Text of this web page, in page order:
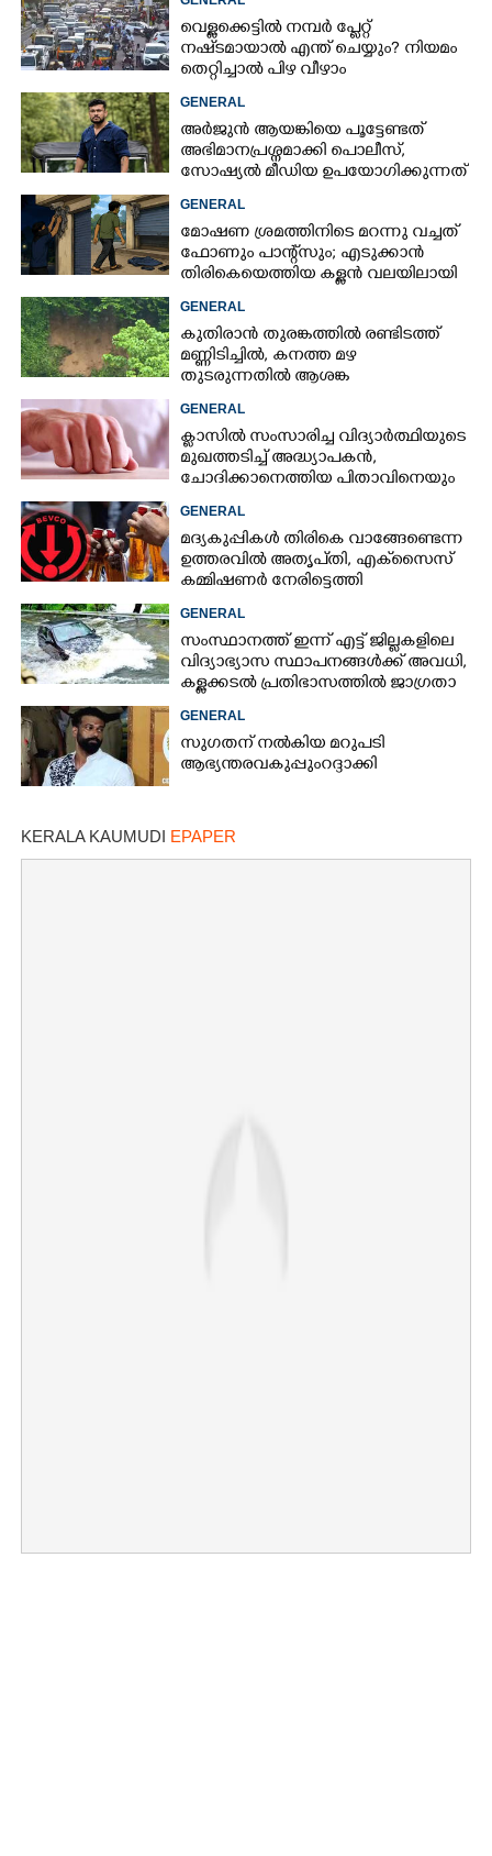
വെള്ളക്കെട്ടിൽ നമ്പർ പ്ലേറ്റ്
നഷ്‌ടമായാൽ എന്ത് ചെയ്യും? നിയമം
തെറ്റിച്ചാൽ പിഴ വീഴാം
GENERAL
അർജുൻ ആയങ്കിയെ പൂട്ടേണ്ടത്
അഭിമാനപ്രശ്നമാക്കി പൊലീസ്,
സാേഷ്യൽ മീഡിയ ഉപയോഗിക്കുന്നത്
മറ്റൊരാളെന്ന് സംശയം
GENERAL
മോഷണ ശ്രമത്തിനിടെ മറന്നു വച്ചത്
ഫോണും പാന്റ്സും; എടുക്കാൻ
തിരികെയെത്തിയ കള്ളൻ വലയിലായി
GENERAL
കുതിരാൻ തുരങ്കത്തിൽ രണ്ടിടത്ത്
മണ്ണിടിച്ചിൽ, കനത്ത മഴ
തുടരുന്നതിൽ ആശങ്ക
GENERAL
ക്ളാസിൽ സംസാരിച്ച വിദ്യാർത്ഥിയുടെ
മുഖത്തടിച്ച് അദ്ധ്യാപകൻ,
ചോദിക്കാനെത്തിയ പിതാവിനെയും
ആക്രമിച്ചെന്ന് പരാതി
GENERAL
മദ്യകുപ്പികൾ തിരികെ വാങ്ങേണ്ടെന്ന
ഉത്തരവിൽ അതൃപ്‌തി, എക്‌സൈസ്
കമ്മിഷണർ നേരിട്ടെത്തി
വിശദീകരണം നൽകണമെന്ന് മന്ത്രി
GENERAL
സംസ്ഥാനത്ത് ഇന്ന് എട്ട് ജില്ലകളിലെ
വിദ്യാഭ്യാസ സ്ഥാപനങ്ങൾക്ക് അവധി,
കള്ളക്കടൽ പ്രതിഭാസത്തിൽ ജാഗ്രതാ
നിർദ്ദേശം
GENERAL
സുഗതന് നൽകിയ മറുപടി
ആഭ്യന്തരവകുപ്പും റദ്ദാക്കി
KERALA KAUMUDI EPAPER